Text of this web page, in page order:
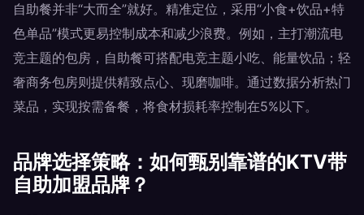
自助餐并非“大而全”就好。精准定位，采用“小食+饮品+特
色单品”模式更易控制成本和减少浪费。例如，主打潮流电
竞主题的包房，自助餐可搭配电竞主题小吃、能量饮品；轻
奢商务包房则提供精致点心、现磨咖啡。通过数据分析热门
菜品，实现按需备餐，将食材损耗率控制在5%以下。
品牌选择策略：如何甄别靠谱的KTV带
自助加盟品牌？